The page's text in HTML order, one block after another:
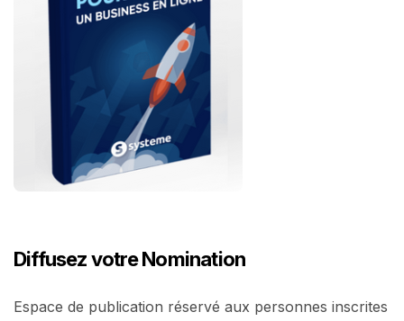
Diffusez votre Nomination
Espace de publication réservé aux personnes inscrites